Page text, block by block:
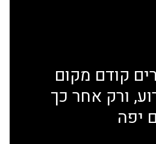
קודם מקום
ורק אחר כך
יפה